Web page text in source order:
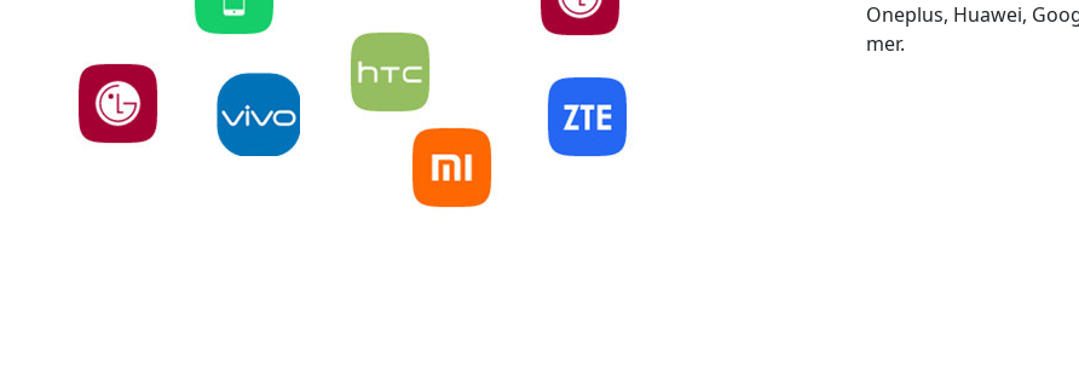
Oneplus, Huawei,
mer.